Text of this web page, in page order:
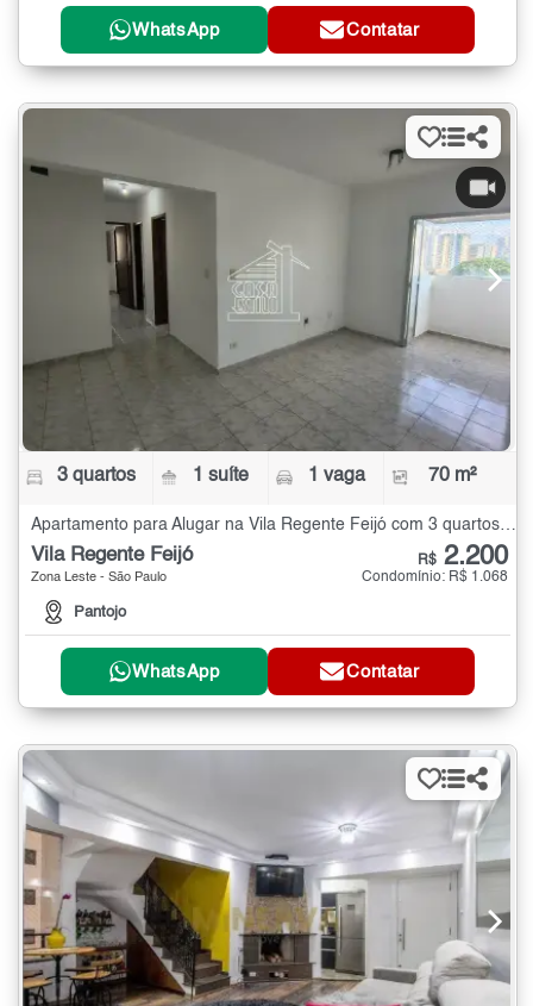
WhatsApp Contatar
3 quartos 1 suíte 1 vaga 70 m²
Apartamento para Alugar na Vila Regente Feijó com 3 quartos - 70 m²
Vila Regente Feijó
Zona Leste - São Paulo
Pantojo
R$ 2.200
Condomínio: R$ 1.068
WhatsApp Contatar